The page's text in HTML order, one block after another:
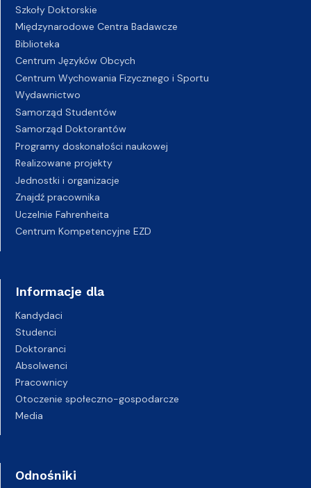
Szkoły Doktorskie
Międzynarodowe Centra Badawcze
Biblioteka
Centrum Języków Obcych
Centrum Wychowania Fizycznego i Sportu
Wydawnictwo
Samorząd Studentów
Samorząd Doktorantów
Programy doskonałości naukowej
Realizowane projekty
Jednostki i organizacje
Znajdź pracownika
Uczelnie Fahrenheita
Centrum Kompetencyjne EZD
Informacje dla
Kandydaci
Studenci
Doktoranci
Absolwenci
Pracownicy
Otoczenie społeczno-gospodarcze
Media
Odnośniki